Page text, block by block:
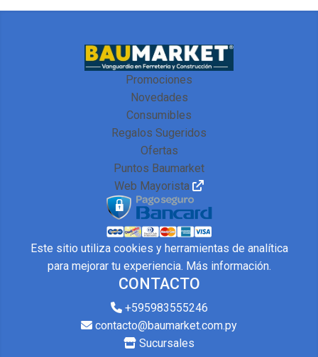
Promociones
Novedades
Consumibles
Regalos Sugeridos
Ofertas
Puntos Baumarket
Web Mayorista
CONTACTO
+595983555246
contacto@baumarket.com.py
Sucursales
Este sitio utiliza cookies y herramientas de analítica
para mejorar tu experiencia. Más información.